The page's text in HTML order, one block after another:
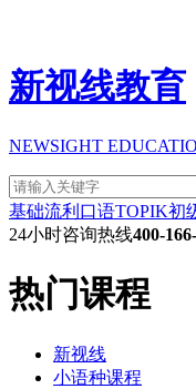
新视线教育
NEWSIGHT
基础流利口语TOPIK初
24小时咨询热线400-
热门课程
新视线
小语种课程